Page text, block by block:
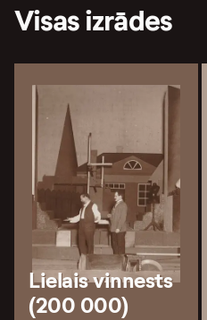
Visas izrādes
Lielais vinnests
(200 000)